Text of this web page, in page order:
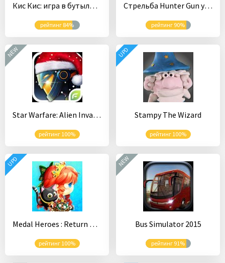
Кис Кис: игра в бутылочку
рейтинг 84%
Стрельба Hunter Gun убийца
рейтинг 90%
Star Warfare: Alien Invasion
рейтинг 100%
NEW
Stampy The Wizard
рейтинг 100%
UPD
Medal Heroes : Return of the Summoners
рейтинг 100%
UPD
Bus Simulator 2015
рейтинг 91%
NEW